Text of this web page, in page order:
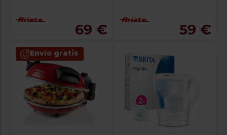
69 € 59 €
Envío gratis